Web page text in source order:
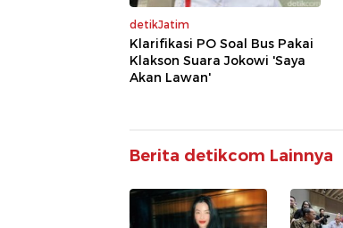
detikJatim
Klarifikasi PO Soal Bus Pakai
Klakson Suara Jokowi 'Saya
Akan Lawan'
Berita detikcom Lainnya